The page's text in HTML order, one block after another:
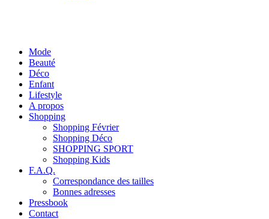
Mode
Beauté
Déco
Enfant
Lifestyle
A propos
Shopping
Shopping Février
Shopping Déco
SHOPPING SPORT
Shopping Kids
F.A.Q.
Correspondance des tailles
Bonnes adresses
Pressbook
Contact